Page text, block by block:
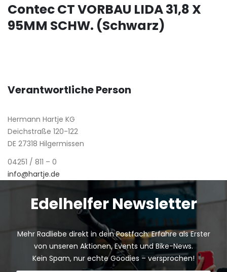
Contec CT VORBAU LIDA 31,8 X
95MM SCHW. (Schwarz)
Verantwortliche Person
Hermann Hartje KG
Deichstraße 120-122
DE 27318 Hilgermissen
04251 / 811 – 0
info@hartje.de
Edelhelfer Newsletter
Mehr Radliebe direkt in dein Postfach: Erfahre als Erster
von unseren Aktionen, Events und Bike-News.
Kein Spam, nur echte Goodies – versprochen!